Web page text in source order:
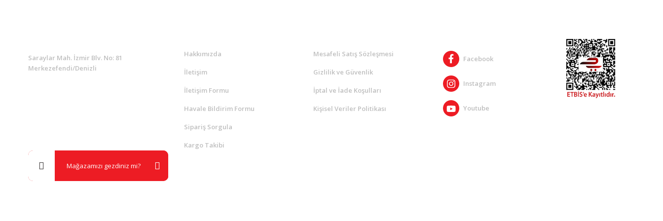
Saraylar Mah. İzmir Blv. No: 81
Merkezefendi/Denizli
Mağazamızı gezdiniz mi?
Hakkımızda
İletişim
İletişim Formu
Havale Bildirim Formu
Sipariş Sorgula
Kargo Takibi
Mesafeli Satış Sözleşmesi
Gizlilik ve Güvenlik
İptal ve İade Koşulları
Kişisel Veriler Politikası
Facebook
Instagram
Youtube